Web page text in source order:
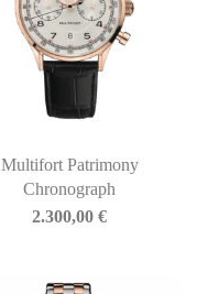
Multifort Patrimony
Chronograph
2.300,00€